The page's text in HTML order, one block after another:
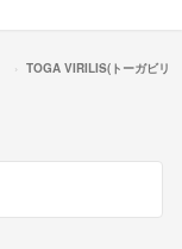
TOGA VIRILIS(トーガビリ